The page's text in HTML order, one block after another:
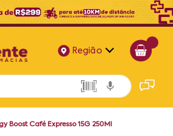
Região
Alagoas
Bahia
Boost Café Expresso 15G 250Ml